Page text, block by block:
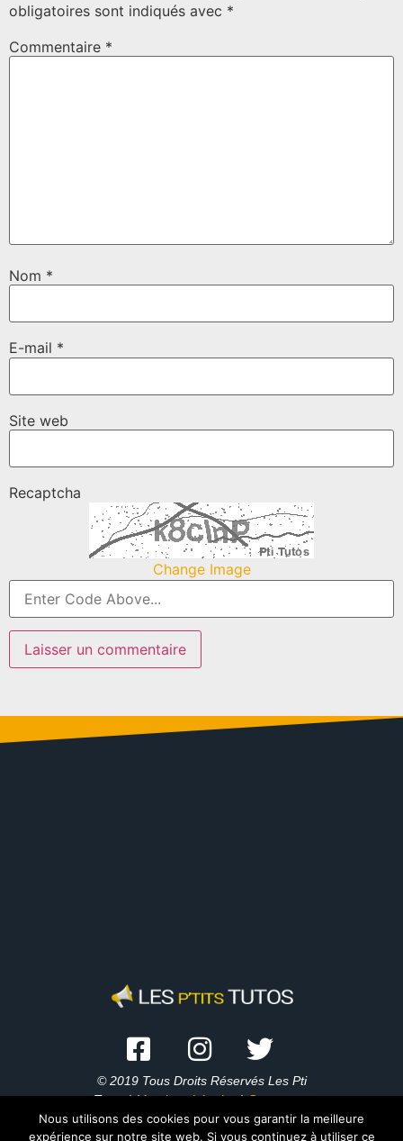
obligatoires sont indiqués avec *
Commentaire *
Nom *
E-mail *
Site web
Recaptcha
Change Image
© 2019 Tous Droits Réservés Les Pti
Tutos |Mentions Légales|Contactez-
Moi
Nous utilisons des cookies pour vous garantir la meilleure
expérience sur notre site web. Si vous continuez à utiliser ce